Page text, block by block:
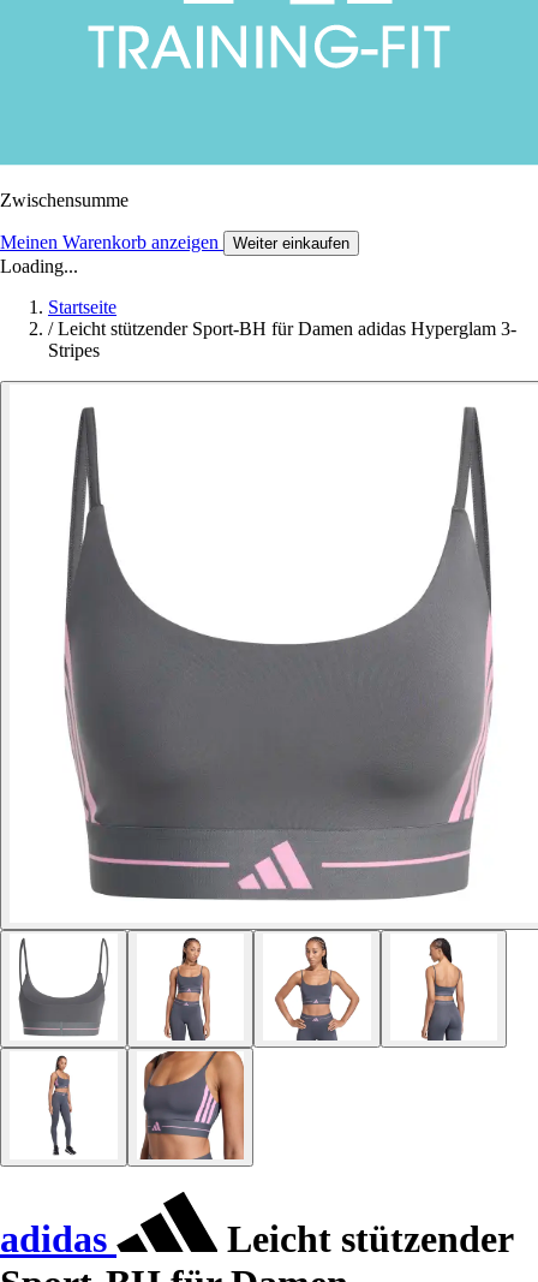
Zwischensumme
Meinen Warenkorb anzeigen Weiter einkaufen
Loading...
Startseite
/ Leicht stützender Sport-BH für Damen adidas Hyperglam 3-
Stripes
adidas
Leicht stützender